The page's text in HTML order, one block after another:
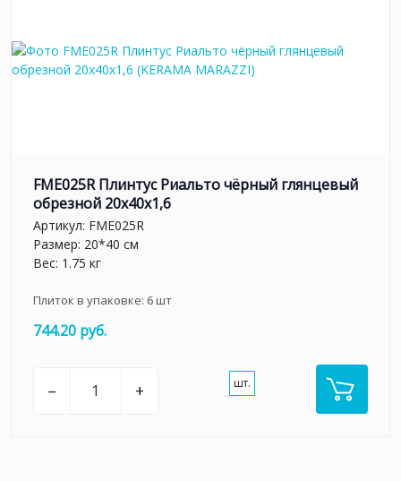
FME025R Плинтус Риальто чёрный глянцевый
обрезной 20x40x1,6
Артикул: FME025R
Размер: 20*40 см
Вес: 1.75 кг
Плиток в упаковке: 6шт
744.20 руб.
– + шт.